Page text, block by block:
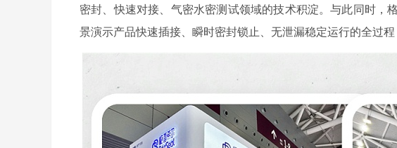
密封、快速对接、气密水密测试领域的技术积淀。与此同时，
景演示产品快速插接、瞬时密封锁止、无泄漏稳定运行的全过程